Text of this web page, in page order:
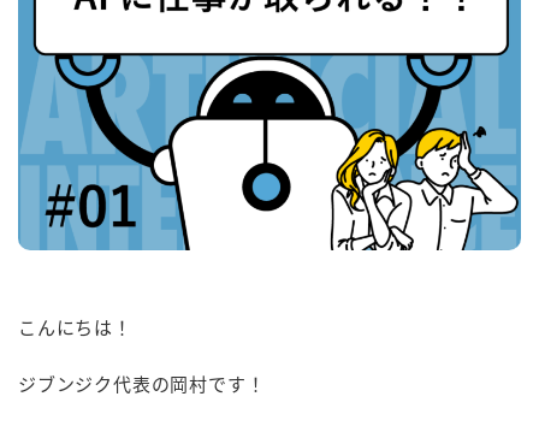
こんにちは！
ジブンジク代表の岡村です！